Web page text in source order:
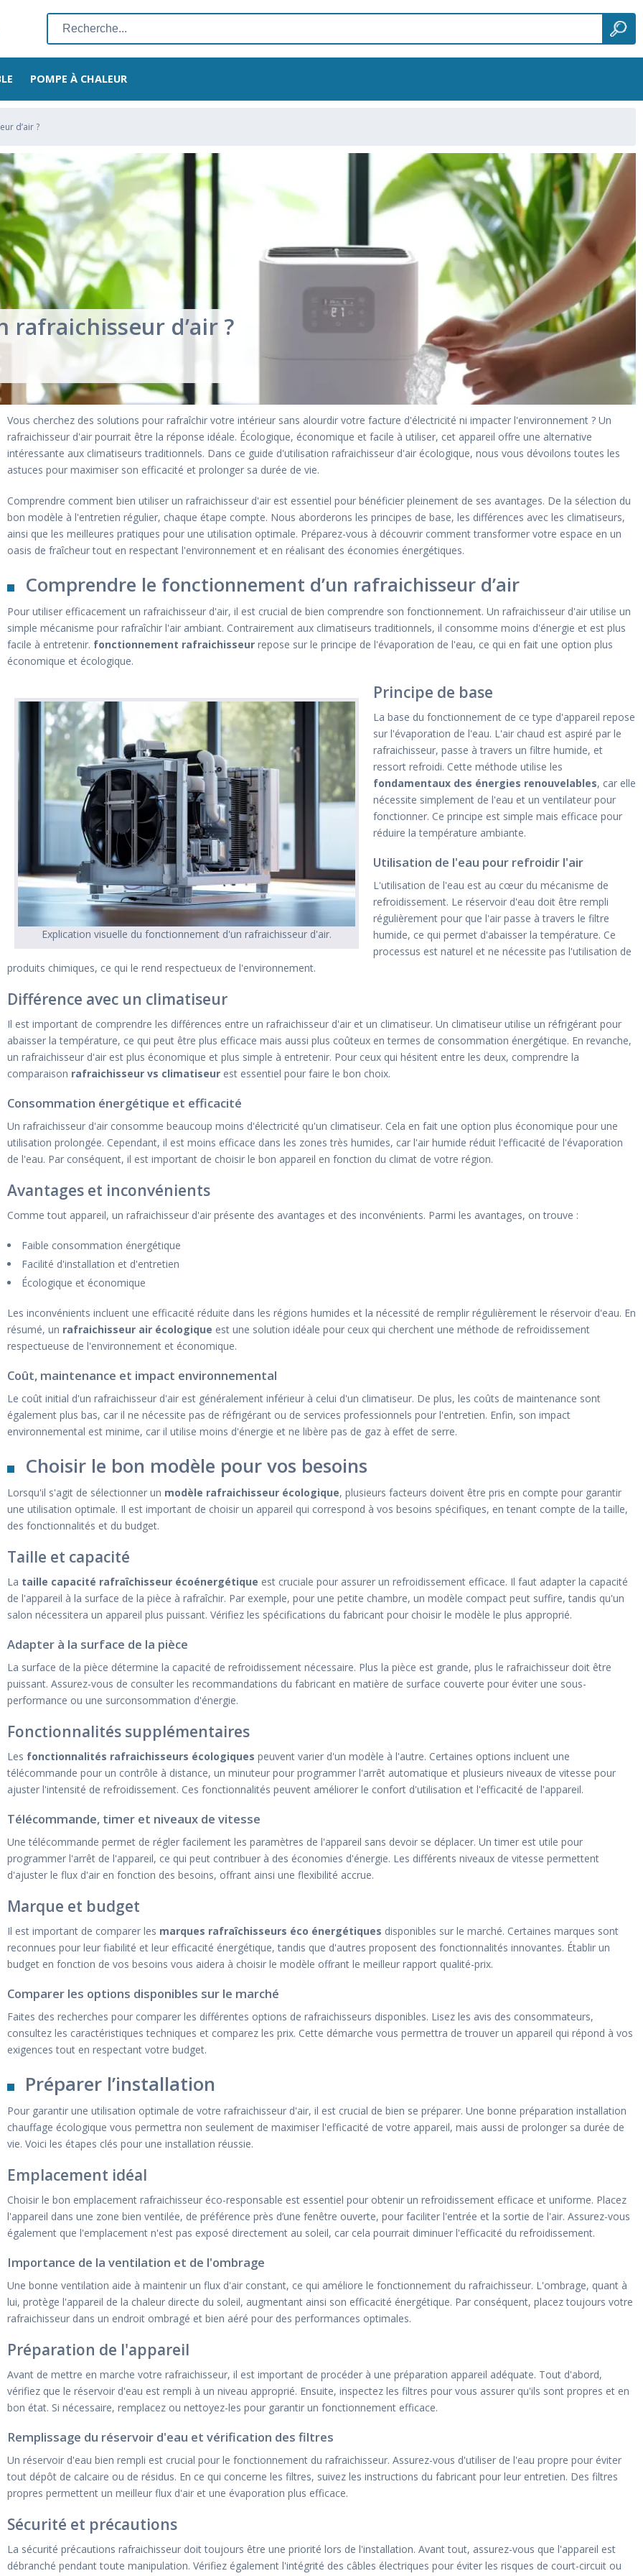
d’air ?
d’air ?
Vous cherchez des solutions pour rafraîchir votre intérieur sans alourdir votre facture d'électricité ni impacter l'environnement ? Un
rafraichisseur d'air pourrait être la réponse idéale. Écologique, économique et facile à utiliser, cet appareil offre une alternative
intéressante aux climatiseurs traditionnels. Dans ce guide d'utilisation rafraichisseur d'air écologique, nous vous dévoilons toutes les
astuces pour maximiser son efficacité et prolonger sa durée de vie.
Comprendre comment bien utiliser un rafraichisseur d'air est essentiel pour bénéficier pleinement de ses avantages. De la sélection du
bon modèle à l'entretien régulier, chaque étape compte. Nous aborderons les principes de base, les différences avec les climatiseurs,
ainsi que les meilleures pratiques pour une utilisation optimale. Préparez-vous à découvrir comment transformer votre espace en un
oasis de fraîcheur tout en respectant l'environnement et en réalisant des économies énergétiques.
Comprendre le fonctionnement d’un rafraichisseur d’air
Pour utiliser efficacement un rafraichisseur d'air, il est crucial de bien comprendre son fonctionnement. Un rafraichisseur d'air utilise un
simple mécanisme pour rafraîchir l'air ambiant. Contrairement aux climatiseurs traditionnels, il consomme moins d'énergie et est plus
facile à entretenir. fonctionnement rafraichisseurrepose sur le principe de l'évaporation de l'eau, ce qui en fait une option plus
économique et écologique.
Explication visuelle du fonctionnement d'un rafraichisseur d'air.
Principe de base
La base du fonctionnement de ce type d'appareil repose
sur l'évaporation de l'eau. L'air chaud est aspiré par le
rafraichisseur, passe à travers un filtre humide, et
ressort refroidi. Cette méthode utilise les
fondamentaux des énergies renouvelables, car elle
nécessite simplement de l'eau et un ventilateur pour
fonctionner. Ce principe est simple mais efficace pour
réduire la température ambiante.
Utilisation de l'eau pour refroidir l'air
L'utilisation de l'eau est au cœur du mécanisme de
refroidissement. Le réservoir d'eau doit être rempli
régulièrement pour que l'air passe à travers le filtre
humide, ce qui permet d'abaisser la température. Ce
processus est naturel et ne nécessite pas l'utilisation de
produits chimiques, ce qui le rend respectueux de l'environnement.
Différence avec un climatiseur
Il est important de comprendre les différences entre un rafraichisseur d'air et un climatiseur. Un climatiseur utilise un réfrigérant pour
abaisser la température, ce qui peut être plus efficace mais aussi plus coûteux en termes de consommation énergétique. En revanche,
un rafraichisseur d'air est plus économique et plus simple à entretenir. Pour ceux qui hésitent entre les deux, comprendre la
comparaison rafraichisseur vs climatiseurest essentiel pour faire le bon choix.
Consommation énergétique et efficacité
Un rafraichisseur d'air consomme beaucoup moins d'électricité qu'un climatiseur. Cela en fait une option plus économique pour une
utilisation prolongée. Cependant, il est moins efficace dans les zones très humides, car l'air humide réduit l'efficacité de l'évaporation
de l'eau. Par conséquent, il est important de choisir le bon appareil en fonction du climat de votre région.
Avantages et inconvénients
Comme tout appareil, un rafraichisseur d'air présente des avantages et des inconvénients. Parmi les avantages, on trouve :
Faible consommation énergétique
Facilité d'installation et d'entretien
Écologique et économique
Les inconvénients incluent une efficacité réduite dans les régions humides et la nécessité de remplir régulièrement le réservoir d'eau. En
résumé, un rafraichisseur air écologique est une solution idéale pour ceux qui cherchent une méthode de refroidissement
respectueuse de l'environnement et économique.
Coût, maintenance et impact environnemental
Le coût initial d'un rafraichisseur d'air est généralement inférieur à celui d'un climatiseur. De plus, les coûts de maintenance sont
également plus bas, car il ne nécessite pas de réfrigérant ou de services professionnels pour l'entretien. Enfin, son impact
environnemental est minime, car il utilise moins d'énergie et ne libère pas de gaz à effet de serre.
Choisir le bon modèle pour vos besoins
Lorsqu'il s'agit de sélectionner un modèle rafraichisseur écologique, plusieurs facteurs doivent être pris en compte pour garantir
une utilisation optimale. Il est important de choisir un appareil qui correspond à vos besoins spécifiques, en tenant compte de la taille,
des fonctionnalités et du budget.
Taille et capacité
La taille capacité rafraîchisseur écoénergétique est cruciale pour assurer un refroidissement efficace. Il faut adapter la capacité
de l'appareil à la surface de la pièce à rafraîchir. Par exemple, pour une petite chambre, un modèle compact peut suffire, tandis qu'un
salon nécessitera un appareil plus puissant. Vérifiez les spécifications du fabricant pour choisir le modèle le plus approprié.
Adapter à la surface de la pièce
La surface de la pièce détermine la capacité de refroidissement nécessaire. Plus la pièce est grande, plus le rafraichisseur doit être
puissant. Assurez-vous de consulter les recommandations du fabricant en matière de surface couverte pour éviter une sous-
performance ou une surconsommation d'énergie.
Fonctionnalités supplémentaires
Les fonctionnalités rafraichisseurs écologiques peuvent varier d'un modèle à l'autre. Certaines options incluent une
télécommande pour un contrôle à distance, un minuteur pour programmer l'arrêt automatique et plusieurs niveaux de vitesse pour
ajuster l'intensité de refroidissement. Ces fonctionnalités peuvent améliorer le confort d'utilisation et l'efficacité de l'appareil.
Télécommande, timer et niveaux de vitesse
Une télécommande permet de régler facilement les paramètres de l'appareil sans devoir se déplacer. Un timer est utile pour
programmer l'arrêt de l'appareil, ce qui peut contribuer à des économies d'énergie. Les différents niveaux de vitesse permettent
d'ajuster le flux d'air en fonction des besoins, offrant ainsi une flexibilité accrue.
Marque et budget
Il est important de comparer les marques rafraîchisseurs éco énergétiques disponibles sur le marché. Certaines marques sont
reconnues pour leur fiabilité et leur efficacité énergétique, tandis que d'autres proposent des fonctionnalités innovantes. Établir un
budget en fonction de vos besoins vous aidera à choisir le modèle offrant le meilleur rapport qualité-prix.
Comparer les options disponibles sur le marché
Faites des recherches pour comparer les différentes options de rafraichisseurs disponibles. Lisez les avis des consommateurs,
consultez les caractéristiques techniques et comparez les prix. Cette démarche vous permettra de trouver un appareil qui répond à vos
exigences tout en respectant votre budget.
Préparer l’installation
Pour garantir une utilisation optimale de votre rafraichisseur d'air, il est crucial de bien se préparer. Une bonne préparation installation
chauffage écologique vous permettra non seulement de maximiser l'efficacité de votre appareil, mais aussi de prolonger sa durée de
vie. Voici les étapes clés pour une installation réussie.
Emplacement idéal
Choisir le bon emplacement rafraichisseur éco-responsable est essentiel pour obtenir un refroidissement efficace et uniforme. Placez
l'appareil dans une zone bien ventilée, de préférence près d’une fenêtre ouverte, pour faciliter l'entrée et la sortie de l'air. Assurez-vous
également que l'emplacement n'est pas exposé directement au soleil, car cela pourrait diminuer l'efficacité du refroidissement.
Importance de la ventilation et de l'ombrage
Une bonne ventilation aide à maintenir un flux d'air constant, ce qui améliore le fonctionnement du rafraichisseur. L'ombrage, quant à
lui, protège l'appareil de la chaleur directe du soleil, augmentant ainsi son efficacité énergétique. Par conséquent, placez toujours votre
rafraichisseur dans un endroit ombragé et bien aéré pour des performances optimales.
Préparation de l'appareil
Avant de mettre en marche votre rafraichisseur, il est important de procéder à une préparation appareil adéquate. Tout d'abord,
vérifiez que le réservoir d'eau est rempli à un niveau approprié. Ensuite, inspectez les filtres pour vous assurer qu'ils sont propres et en
bon état. Si nécessaire, remplacez ou nettoyez-les pour garantir un fonctionnement efficace.
Remplissage du réservoir d'eau et vérification des filtres
Un réservoir d'eau bien rempli est crucial pour le fonctionnement du rafraichisseur. Assurez-vous d'utiliser de l'eau propre pour éviter
tout dépôt de calcaire ou de résidus. En ce qui concerne les filtres, suivez les instructions du fabricant pour leur entretien. Des filtres
propres permettent un meilleur flux d'air et une évaporation plus efficace.
Sécurité et précautions
La sécurité précautions rafraichisseur doit toujours être une priorité lors de l'installation. Avant tout, assurez-vous que l'appareil est
débranché pendant toute manipulation. Vérifiez également l'intégrité des câbles électriques pour éviter les risques de court-circuit ou
Rechercher
POMPE À CHALEUR